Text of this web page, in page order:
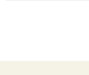
と繋がりたい #食べること